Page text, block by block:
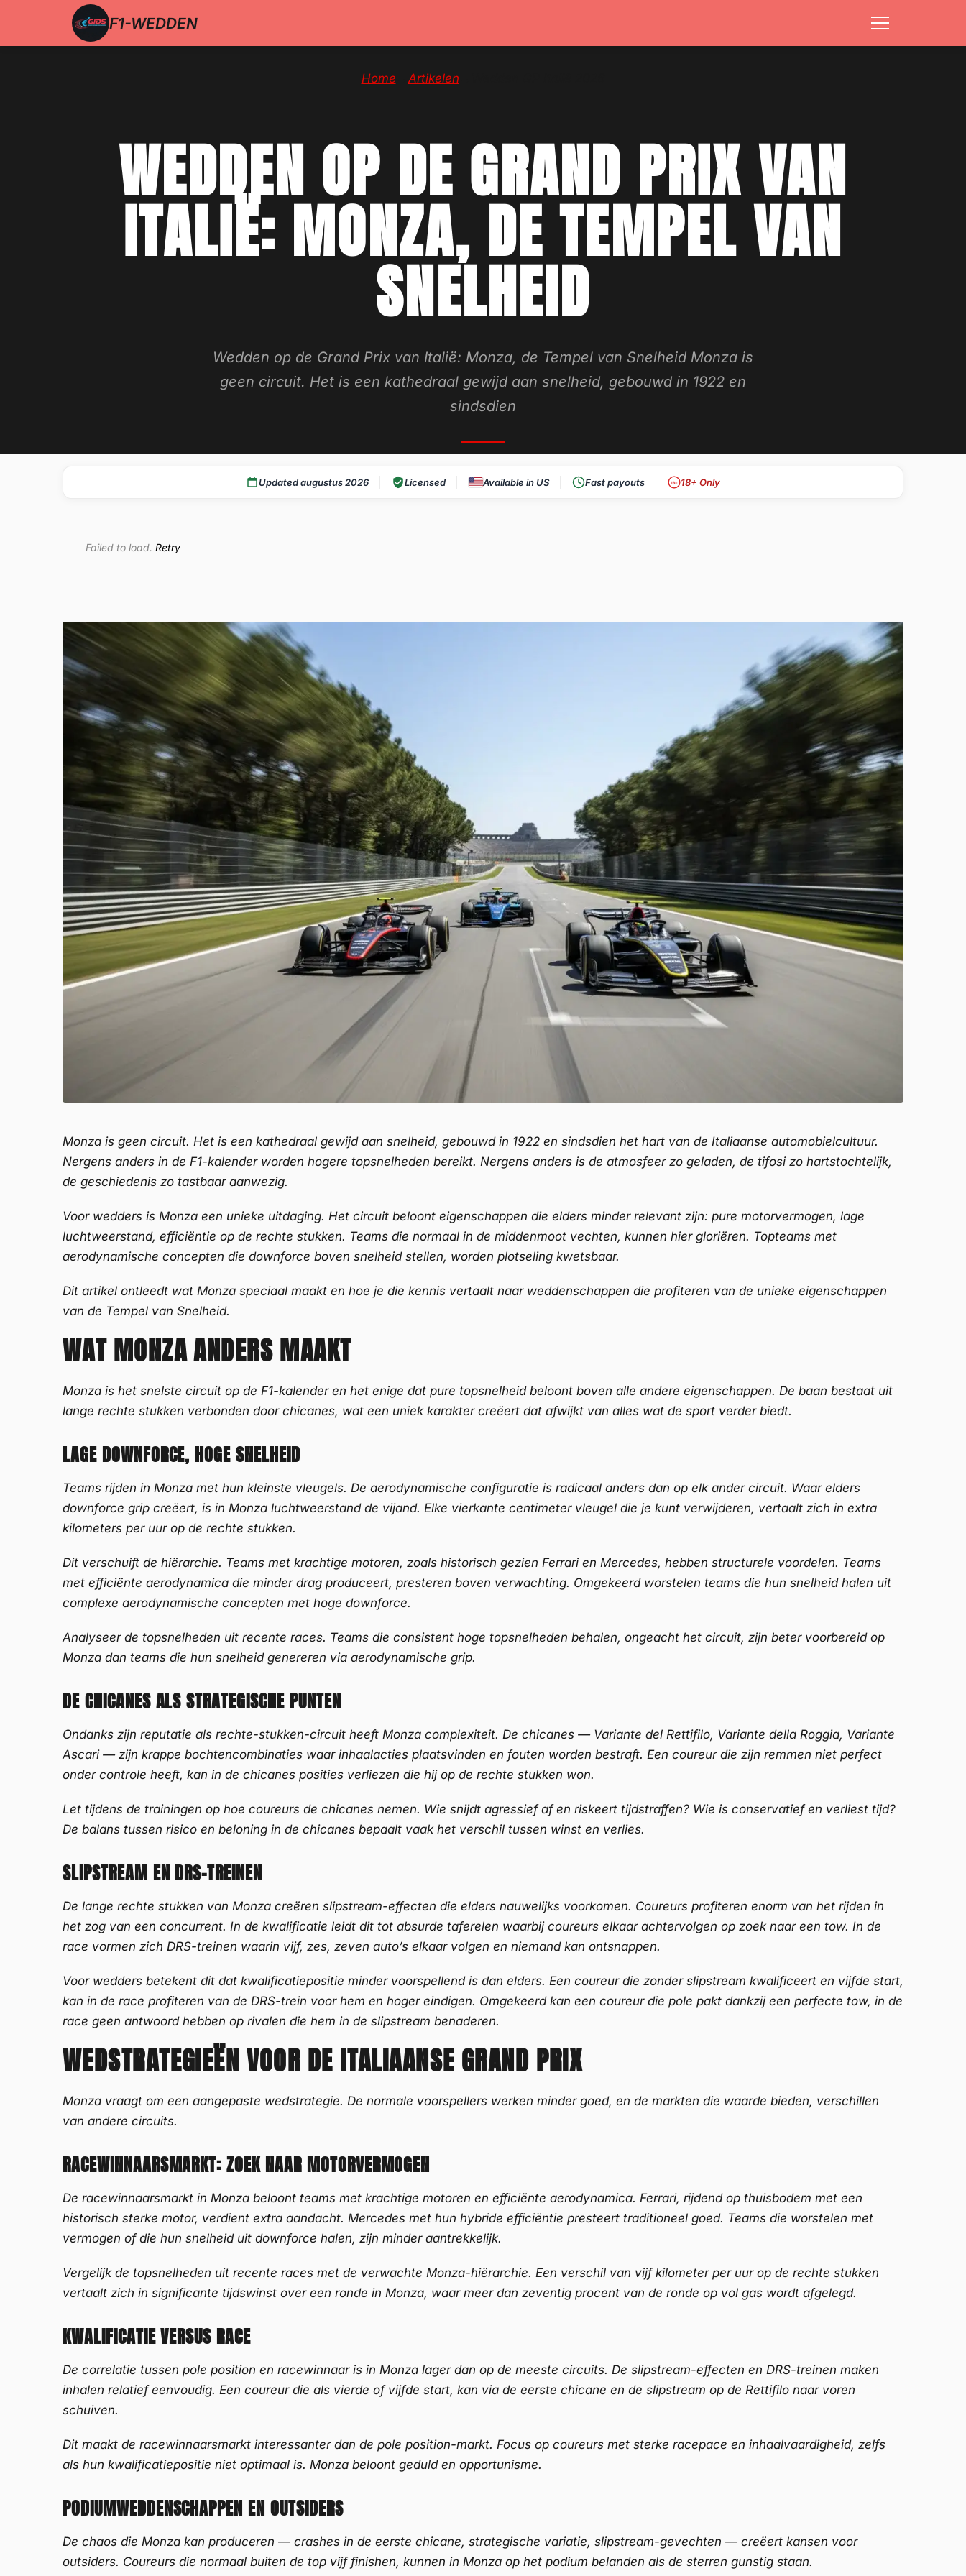
F1-WEDDEN
Home Artikelen
WEDDEN OP DE GRAND PRIX VAN
ITALIË: MONZA, DE TEMPEL VAN
SNELHEID
Wedden op de Grand Prix van Italië: Monza, de Tempel van Snelheid Monza is
geen circuit. Het is een kathedraal gewijd aan snelheid, gebouwd in 1922 en
sindsdien
Updated augustus 2026 Licensed Available in US Fast payouts 18+ 18+ Only
Failed to load. Retry
Monza is geen circuit. Het is een kathedraal gewijd aan snelheid, gebouwd in 1922 en sindsdien het hart van de Italiaanse automobielcultuur.
Nergens anders in de F1-kalender worden hogere topsnelheden bereikt. Nergens anders is de atmosfeer zo geladen, de tifosi zo hartstochtelijk,
de geschiedenis zo tastbaar aanwezig.
Voor wedders is Monza een unieke uitdaging. Het circuit beloont eigenschappen die elders minder relevant zijn: pure motorvermogen, lage
luchtweerstand, efficiëntie op de rechte stukken. Teams die normaal in de middenmoot vechten, kunnen hier gloriëren. Topteams met
aerodynamische concepten die downforce boven snelheid stellen, worden plotseling kwetsbaar.
Dit artikel ontleedt wat Monza speciaal maakt en hoe je die kennis vertaalt naar weddenschappen die profiteren van de unieke eigenschappen
van de Tempel van Snelheid.
WAT MONZA ANDERS MAAKT
Monza is het snelste circuit op de F1-kalender en het enige dat pure topsnelheid beloont boven alle andere eigenschappen. De baan bestaat uit
lange rechte stukken verbonden door chicanes, wat een uniek karakter creëert dat afwijkt van alles wat de sport verder biedt.
LAGE DOWNFORCE, HOGE SNELHEID
Teams rijden in Monza met hun kleinste vleugels. De aerodynamische configuratie is radicaal anders dan op elk ander circuit. Waar elders
downforce grip creëert, is in Monza luchtweerstand de vijand. Elke vierkante centimeter vleugel die je kunt verwijderen, vertaalt zich in extra
kilometers per uur op de rechte stukken.
Dit verschuift de hiërarchie. Teams met krachtige motoren, zoals historisch gezien Ferrari en Mercedes, hebben structurele voordelen. Teams
met efficiënte aerodynamica die minder drag produceert, presteren boven verwachting. Omgekeerd worstelen teams die hun snelheid halen uit
complexe aerodynamische concepten met hoge downforce.
Analyseer de topsnelheden uit recente races. Teams die consistent hoge topsnelheden behalen, ongeacht het circuit, zijn beter voorbereid op
Monza dan teams die hun snelheid genereren via aerodynamische grip.
DE CHICANES ALS STRATEGISCHE PUNTEN
Ondanks zijn reputatie als rechte-stukken-circuit heeft Monza complexiteit. De chicanes — Variante del Rettifilo, Variante della Roggia, Variante
Ascari — zijn krappe bochtencombinaties waar inhaalacties plaatsvinden en fouten worden bestraft. Een coureur die zijn remmen niet perfect
onder controle heeft, kan in de chicanes posities verliezen die hij op de rechte stukken won.
Let tijdens de trainingen op hoe coureurs de chicanes nemen. Wie snijdt agressief af en riskeert tijdstraffen? Wie is conservatief en verliest tijd?
De balans tussen risico en beloning in de chicanes bepaalt vaak het verschil tussen winst en verlies.
SLIPSTREAM EN DRS-TREINEN
De lange rechte stukken van Monza creëren slipstream-effecten die elders nauwelijks voorkomen. Coureurs profiteren enorm van het rijden in
het zog van een concurrent. In de kwalificatie leidt dit tot absurde taferelen waarbij coureurs elkaar achtervolgen op zoek naar een tow. In de
race vormen zich DRS-treinen waarin vijf, zes, zeven auto’s elkaar volgen en niemand kan ontsnappen.
Voor wedders betekent dit dat kwalificatiepositie minder voorspellend is dan elders. Een coureur die zonder slipstream kwalificeert en vijfde start,
kan in de race profiteren van de DRS-trein voor hem en hoger eindigen. Omgekeerd kan een coureur die pole pakt dankzij een perfecte tow, in de
race geen antwoord hebben op rivalen die hem in de slipstream benaderen.
WEDSTRATEGIEËN VOOR DE ITALIAANSE GRAND PRIX
Monza vraagt om een aangepaste wedstrategie. De normale voorspellers werken minder goed, en de markten die waarde bieden, verschillen
van andere circuits.
RACEWINNAARSMARKT: ZOEK NAAR MOTORVERMOGEN
De racewinnaarsmarkt in Monza beloont teams met krachtige motoren en efficiënte aerodynamica. Ferrari, rijdend op thuisbodem met een
historisch sterke motor, verdient extra aandacht. Mercedes met hun hybride efficiëntie presteert traditioneel goed. Teams die worstelen met
vermogen of die hun snelheid uit downforce halen, zijn minder aantrekkelijk.
Vergelijk de topsnelheden uit recente races met de verwachte Monza-hiërarchie. Een verschil van vijf kilometer per uur op de rechte stukken
vertaalt zich in significante tijdswinst over een ronde in Monza, waar meer dan zeventig procent van de ronde op vol gas wordt afgelegd.
KWALIFICATIE VERSUS RACE
De correlatie tussen pole position en racewinnaar is in Monza lager dan op de meeste circuits. De slipstream-effecten en DRS-treinen maken
inhalen relatief eenvoudig. Een coureur die als vierde of vijfde start, kan via de eerste chicane en de slipstream op de Rettifilo naar voren
schuiven.
Dit maakt de racewinnaarsmarkt interessanter dan de pole position-markt. Focus op coureurs met sterke racepace en inhaalvaardigheid, zelfs
als hun kwalificatiepositie niet optimaal is. Monza beloont geduld en opportunisme.
PODIUMWEDDENSCHAPPEN EN OUTSIDERS
De chaos die Monza kan produceren — crashes in de eerste chicane, strategische variatie, slipstream-gevechten — creëert kansen voor
outsiders. Coureurs die normaal buiten de top vijf finishen, kunnen in Monza op het podium belanden als de sterren gunstig staan.